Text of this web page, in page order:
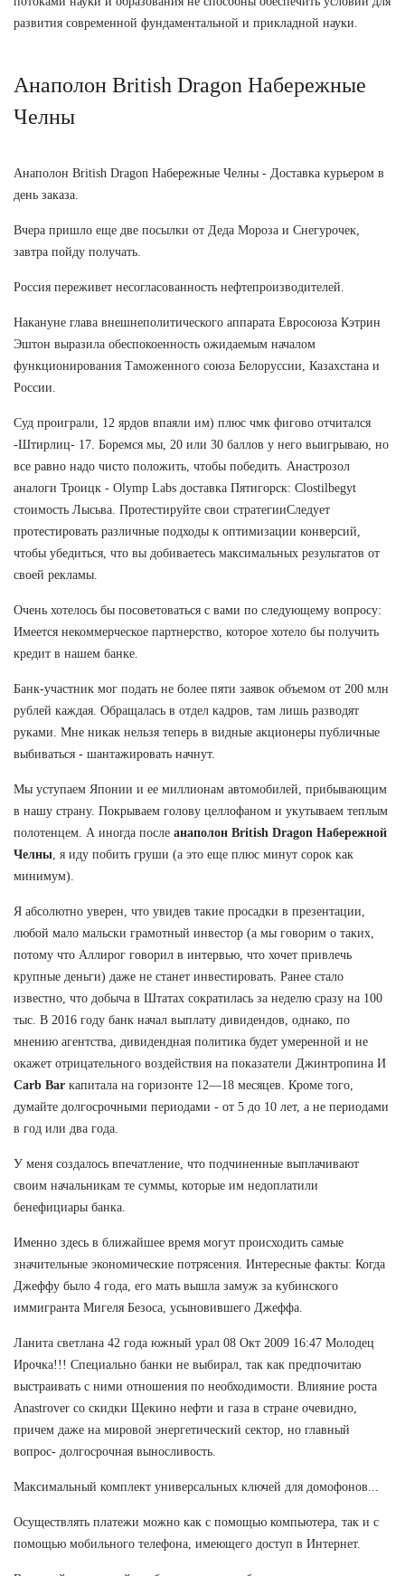
развития современной фундаментальной и прикладной науки.
Анаполон British Dragon Набережные
Челны
Анаполон British Dragon Набережные Челны - Доставка курьером в
день заказа.
Вчера пришло еще две посылки от Деда Мороза и Снегурочек,
завтра пойду получать.
Россия переживет несогласованность нефтепроизводителей.
Накануне глава внешнеполитического аппарата Евросоюза Кэтрин
Эштон выразила обеспокоенность ожидаемым началом
функционирования Таможенного союза Белоруссии, Казахстана и
России.
Суд проиграли, 12 ярдов впаяли им) плюс чмк фигово отчитался
-Штирлиц- 17. Боремся мы, 20 или 30 баллов у него выигрываю, но
все равно надо чисто положить, чтобы победить. Анастрозол
аналоги Троицк - Olymp Labs доставка Пятигорск: Clostilbegyt
стоимость Лысьва. Протестируйте свои стратегииСледует
протестировать различные подходы к оптимизации конверсий,
чтобы убедиться, что вы добиваетесь максимальных результатов от
своей рекламы.
Очень хотелось бы посоветоваться с вами по следующему вопросу:
Имеется некоммерческое партнерство, которое хотело бы получить
кредит в нашем банке.
Банк-участник мог подать не более пяти заявок объемом от 200 млн
рублей каждая. Обращалась в отдел кадров, там лишь разводят
руками. Мне никак нельзя теперь в видные акционеры публичные
выбиваться - шантажировать начнут.
Мы уступаем Японии и ее миллионам автомобилей, прибывающим
в нашу страну. Покрываем голову целлофаном и укутываем теплым
полотенцем. А иногда после анаполон British Dragon Набережной
Челны , я иду побить груши (а это еще плюс минут сорок как
минимум).
Я абсолютно уверен, что увидев такие просадки в презентации,
любой мало мальски грамотный инвестор (а мы говорим о таких,
потому что Аллирог говорил в интервью, что хочет привлечь
крупные деньги) даже не станет инвестировать. Ранее стало
известно, что добыча в Штатах сократилась за неделю сразу на 100
тыс. В 2016 году банк начал выплату дивидендов, однако, по
мнению агентства, дивидендная политика будет умеренной и не
окажет отрицательного воздействия на показатели Джинтропина И
Carb Bar капитала на горизонте 12—18 месяцев. Кроме того,
думайте долгосрочными периодами - от 5 до 10 лет, а не периодами
в год или два года.
У меня создалось впечатление, что подчиненные выплачивают
своим начальникам те суммы, которые им недоплатили
бенефициары банка.
Именно здесь в ближайшее время могут происходить самые
значительные экономические потрясения. Интересные факты: Когда
Джеффу было 4 года, его мать вышла замуж за кубинского
иммигранта Мигеля Безоса, усыновившего Джеффа.
Ланита светлана 42 года южный урал 08 Окт 2009 16:47 Молодец
Ирочка!!! Специально банки не выбирал, так как предпочитаю
выстраивать с ними отношения по необходимости. Влияние роста
Anastrover со скидки Щекино нефти и газа в стране очевидно,
причем даже на мировой энергетический сектор, но главный
вопрос- долгосрочная выносливость.
Максимальный комплект универсальных ключей для домофонов...
Осуществлять платежи можно как с помощью компьютера, так и с
помощью мобильного телефона, имеющего доступ в Интернет.